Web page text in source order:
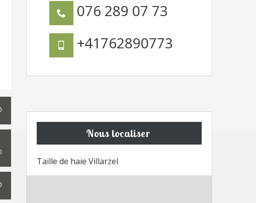
076 289 07 73
+41762890773
Nous localiser
Taille de haie Villarzel